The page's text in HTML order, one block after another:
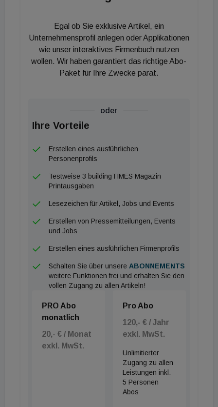
sich in Halle A1 am Standplatz 520.
Egal ob Sie exklusive Artikel, ein
Unternehmensprofil anlegen oder Applikationen
wie unser interaktives Firmenbuch nutzen
wollen. Wir haben garantiert das richtige Abo-
Paket für Ihre Zwecke parat.
oder
Ihre Vorteile
Erstellen eines ausführlichen
Personenprofils
Testweise 3 buildingTIMES Magazin
Printausgaben
Lesezeichen für Artikel, Jobs und Events
Erstellen von Pressemitteilungen, Events
und Jobs
Erstellen eines ausführlichen Firmenprofils
Schalten Sie über unsere ABONNEMENTS
weitere Funktionen frei und erhalten Sie den
vollen Zugang zu allen Artikeln!
PRO Abo
monatlich
20,- € / Monat
exkl. MwSt.
Pro Abo
120,- € / Jahr
exkl. MwSt.
Unlimitierter
Zugang zu allen
Leistungen inkl.
5 Personen
Abos